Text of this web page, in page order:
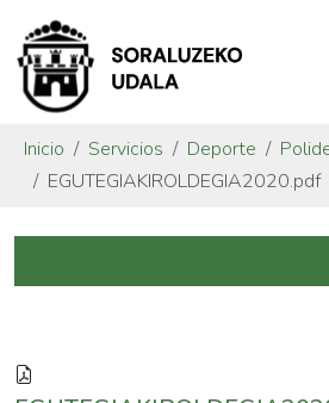
Inicio Servicios Deporte
EGUTEGIAKIROLDEGIA2020.pdf